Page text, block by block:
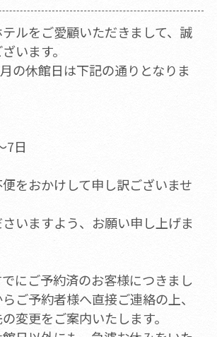
ルをご愛顧いただきまして、誠
います。
の休館日は下記の通りとなりま
7日
をおかけして申し訳ございませ
いますよう、お願い申し上げま
にご予約済のお客様につきまし
ご予約者様へ直接ご連絡の上、
変更をご案内いたします。